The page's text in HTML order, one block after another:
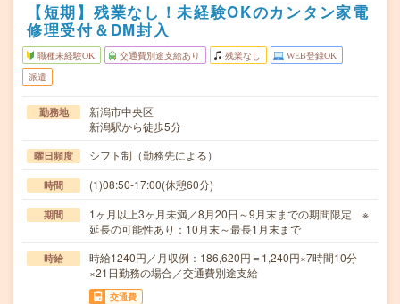
【短期】残業なし！未経験OKのカンタン家電
修理受付＆DM封入
職種未経験OK 交通費別途支給あり 残業なし WEB登録OK
派遣
勤務地
新潟市中央区
新潟駅から徒歩5分
曜日頻度 シフト制（勤務先による）
時間 (1)08:50-17:00(休憩60分)
期間
1ヶ月以上3ヶ月未満／8月20日～9月末までの期間限定 ※
延長の可能性あり：10月末～最長1月末まで
時給
時給1240円／月収例：186,620円＝1,240円×7時間10分
×21日勤務の場合／交通費別途支給
交通費